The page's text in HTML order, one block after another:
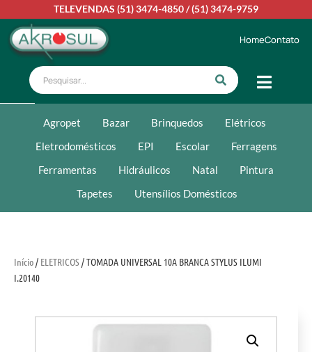
TELEVENDAS (51) 3474-4850/(51) 3474-9759
HomeContato
Agropet Bazar Brinquedos
Elétricos
Eletrodomésticos
EPI Escolar
Ferragens
Ferramentas
Hidráulicos Natal
Pintura
Tapetes
Utensílios Domésticos
Início/ ELETRICOS/ TOMADA UNIVERSAL 10A BRANCA STYLUS ILUMI
I.20140